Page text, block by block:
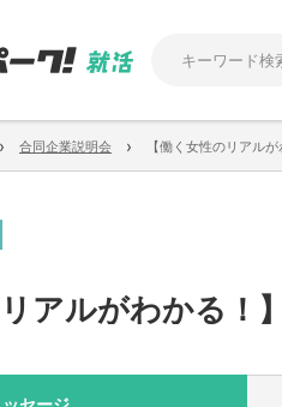
› 合同企業説明会 › 【働く女性のリアル
アルがわかる！ 】